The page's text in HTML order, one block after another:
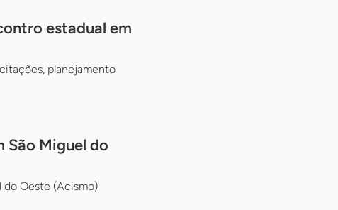
estadual em
planejamento
São Miguel do
do Oeste (Acismo)